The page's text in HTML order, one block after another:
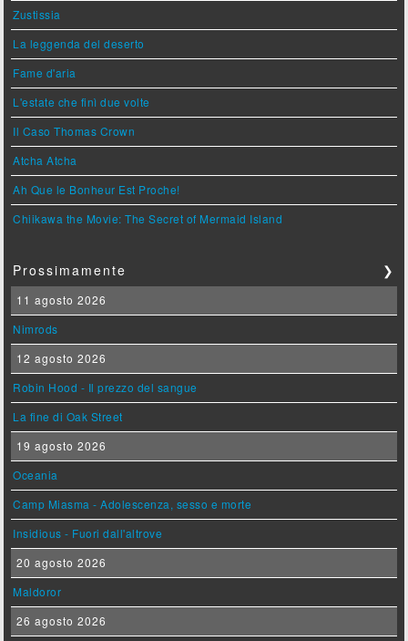
Zustissia
La leggenda del deserto
Fame d'aria
L'estate che finì due volte
Il Caso Thomas Crown
Atcha Atcha
Ah Que le Bonheur Est Proche!
Chiikawa the Movie: The Secret of Mermaid Island
Prossimamente ❯
11 agosto 2026
Nimrods
12 agosto 2026
Robin Hood - Il prezzo del sangue
La fine di Oak Street
19 agosto 2026
Oceania
Camp Miasma - Adolescenza, sesso e morte
Insidious - Fuori dall'altrove
20 agosto 2026
Maldoror
26 agosto 2026